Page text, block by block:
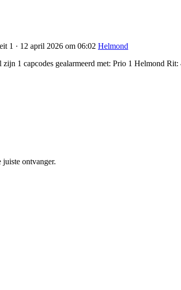
1 · 12 april 2026 om 06:02 Helmond
1 capcodes gealarmeerd met: Prio 1 Helmond Rit:
ontvanger.